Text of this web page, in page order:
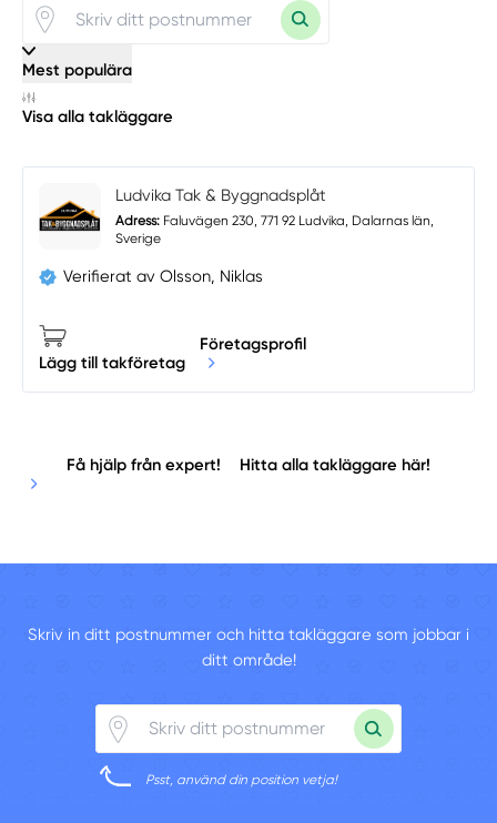
Mest populära
Visa alla takläggare
Ludvika Tak & Byggnadsplåt
Adress: Faluvägen 230, 771 92 Ludvika, Dalarnas län,
Sverige
Verifierat av Olsson, Niklas
Lägg till takföretag
Företagsprofil
Få hjälp från expert! Hitta alla takläggare här!
Skriv in ditt postnummer och hitta takläggare som jobbar i
ditt område!
Psst, använd din position vetja!